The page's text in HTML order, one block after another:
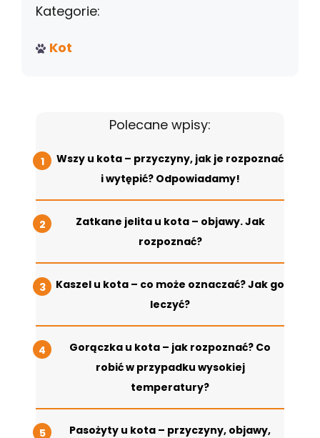
Kategorie:
Kot
Polecane wpisy:
Wszy u kota – przyczyny, jak je rozpoznać
i wytępić? Odpowiadamy!
Zatkane jelita u kota – objawy. Jak
rozpoznać?
Kaszel u kota – co może oznaczać? Jak go
leczyć?
Gorączka u kota – jak rozpoznać? Co
robić w przypadku wysokiej
temperatury?
Pasożyty u kota – przyczyny, objawy,